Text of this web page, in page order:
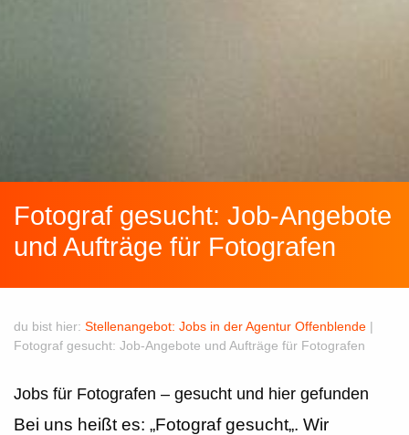
Fotograf gesucht: Job-Angebote
und Aufträge für Fotografen
du bist hier: Stellenangebot: Jobs in der Agentur Offenblende |
Fotograf gesucht: Job-Angebote und Aufträge für Fotografen
Jobs für Fotografen – gesucht und hier gefunden
Bei uns heißt es: „Fotograf gesucht„. Wir